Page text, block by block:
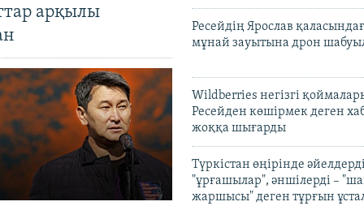
арқылы
Ресейдің Ярослав
мұнай зауытына дрон
Wildberries негізгі
Ресейден көшірмек деген
жоққа шығарды
Түркістан өңірінде
"ұрғашылар", әншілерді –
жаршысы" деген тұрғын